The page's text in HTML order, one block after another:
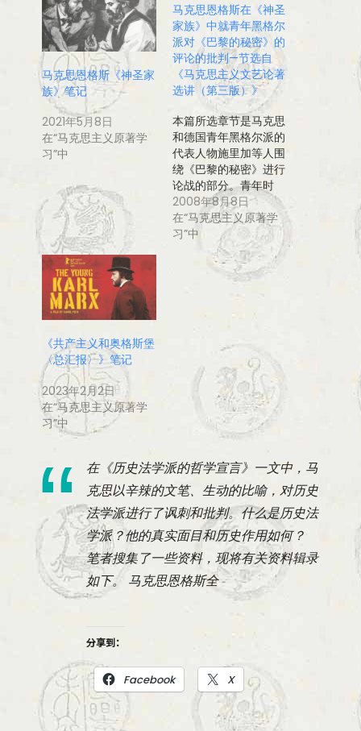
马克思恩格斯《神圣家
族》笔记
2021年5月8日
在“马克思主义原著学
习”中
马克思恩格斯在《神圣
家族》中就青年黑格尔
派对《巴黎的秘密》的
评论的批判—节选自
《马克思主义文艺论著
选讲（第三版）》
本篇所选章节是马克思
和德国青年黑格尔派的
代表人物施里加等人围
绕《巴黎的秘密》进行
论战的部分。青年时
代…
2008年8月8日
在“马克思主义原著学
习”中
《共产主义和奥格斯堡
〈总汇报〉》笔记
2023年2月2日
在“马克思主义原著学
习”中
在《历史法学派的哲学宣言》一文中，马
克思以辛辣的文笔、生动的比喻，对历史
法学派进行了讽刺和批判。什么是历史法
学派？他的真实面目和历史作用如何？
笔者搜集了一些资料，现将有关资料辑录
如下。 马克思恩格斯全
分享到：
Facebook X